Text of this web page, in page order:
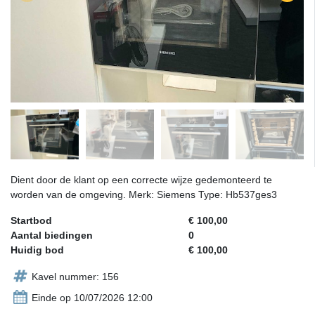
Dient door de klant op een correcte wijze gedemonteerd te
worden van de omgeving. Merk: Siemens Type: Hb537ges3
Startbod
€ 100,00
Aantal biedingen
0
Huidig bod
€ 100,00
Kavel nummer: 156
Einde op 10/07/2026 12:00